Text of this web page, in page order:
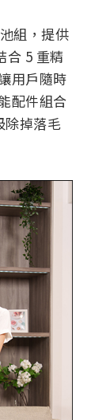
組，提供
合 5 重精
用戶隨時
配件組合
除掉落毛